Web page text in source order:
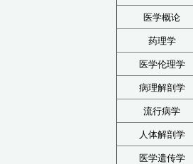
医学概论
药理学
医学伦理学
病理解剖学
流行病学
人体解剖学
医学遗传学